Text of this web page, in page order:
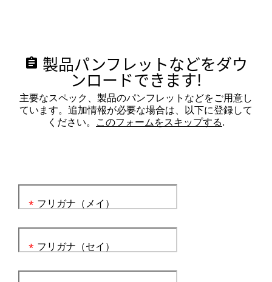
assignment 製品パンフレットなどをダウ
ンロードできます!
主要なスペック、製品のパンフレットなどをご用意し
ています。追加情報が必要な場合は、以下に登録して
ください。 このフォームをスキップする.
フリガナ（メイ）
*
フリガナ（セイ）
*